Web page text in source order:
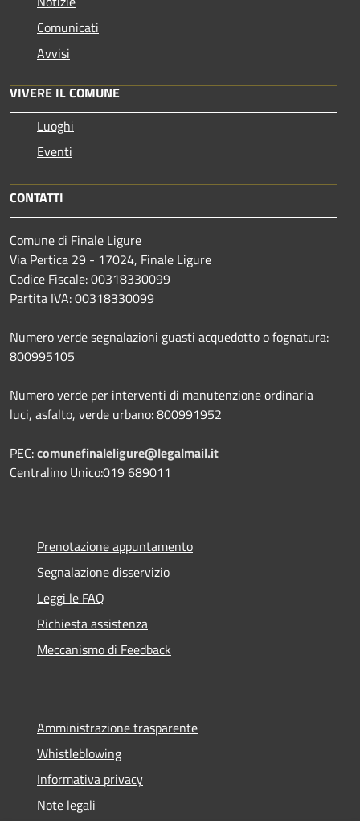
Comunicati
Avvisi
VIVERE IL COMUNE
Luoghi
Eventi
CONTATTI
Comune di Finale Ligure
Via Pertica 29 - 17024, Finale Ligure
Codice Fiscale: 00318330099
Partita IVA: 00318330099
Numero verde segnalazioni guasti acquedotto o fognatura:
800995105
Numero verde per interventi di manutenzione ordinaria
luci, asfalto, verde urbano: 800991952
PEC:comunefinaleligure@legalmail.it
Centralino Unico:019 689011
Prenotazione appuntamento
Segnalazione disservizio
Leggi le FAQ
Richiesta assistenza
Meccanismo di Feedback
Amministrazione trasparente
Whistleblowing
Informativa privacy
Note legali